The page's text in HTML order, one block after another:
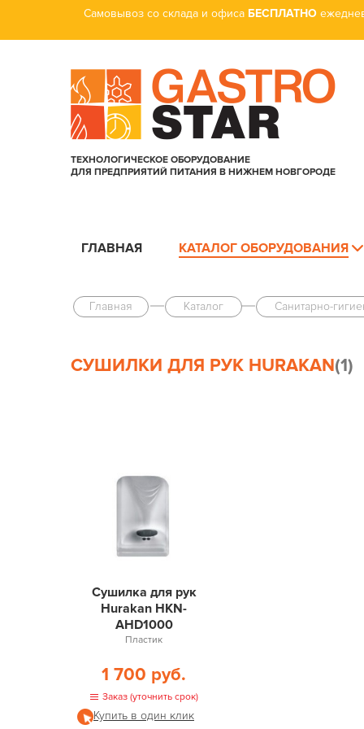
Самовывоз со склада и офиса БЕСПЛАТНО
ТЕХНОЛОГИЧЕСКОЕ ОБОРУДОВАНИЕ
ДЛЯ ПРЕДПРИЯТИЙ ПИТАНИЯ В НИЖНЕМ НОВГОРОДЕ
ГЛАВНАЯ КАТАЛОГ ОБОРУДОВАНИЯ
Главная Каталог Санитарно-
СУШИЛКИ ДЛЯ РУК HURAKAN(1)
Сушилка для рук
Hurakan HKN-
AHD1000
Пластик
1 700 руб.
Заказ (уточнить срок)
Купить в один клик